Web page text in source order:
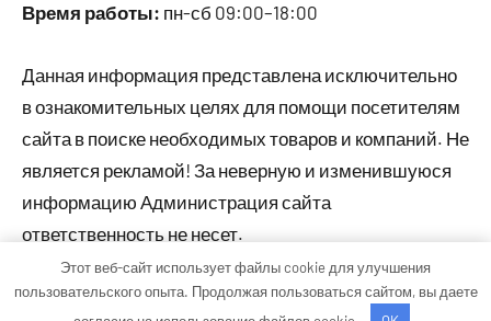
Время работы: пн-сб 09:00–18:00
Данная информация представлена исключительно
в ознакомительных целях для помощи посетителям
сайта в поиске необходимых товаров и компаний. Не
является рекламой! За неверную и изменившуюся
информацию Администрация сайта
ответственность не несет.
Тема WordPress: Occasio от ThemeZee.
Этот веб-сайт использует файлы cookie для улучшения
пользовательского опыта. Продолжая пользоваться сайтом, вы даете